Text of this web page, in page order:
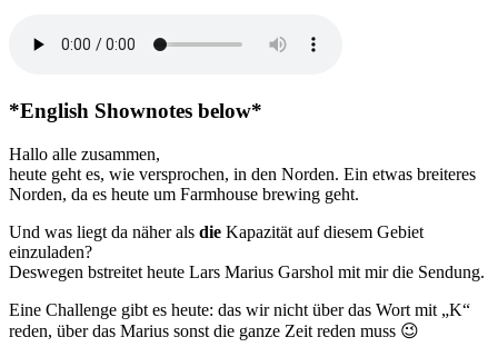
Everything
Lars
Pt.
2
*English Shownotes below*
Hallo alle zusammen,
heute geht es, wie versprochen, in den Norden. Ein etwas breiteres
Norden, da es heute um Farmhouse brewing geht.
Und was liegt da näher als die Kapazität auf diesem Gebiet
einzuladen?
Deswegen bstreitet heute Lars Marius Garshol mit mir die Sendung.
Eine Challenge gibt es heute: das wir nicht über das Wort mit „K“
reden, über das Marius sonst die ganze Zeit reden muss 😉